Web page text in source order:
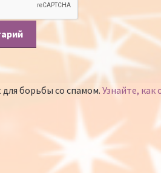
для борьбы со спамом.Узнайте,